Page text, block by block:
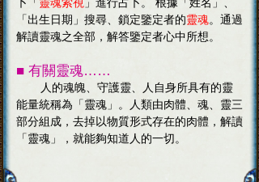
「出生日期」搜尋、鎖定鑒定者的靈魂。通過
解讀靈魂之全部，解答鑒定者心中所想。
■ 有關靈魂……
人的魂魄、守護靈、人自身所具有的靈
能量統稱為「靈魂」。人類由肉體、魂、靈三
部分組成，去掉以物質形式存在的肉體，解讀
「靈魂」，就能夠知道人的一切。